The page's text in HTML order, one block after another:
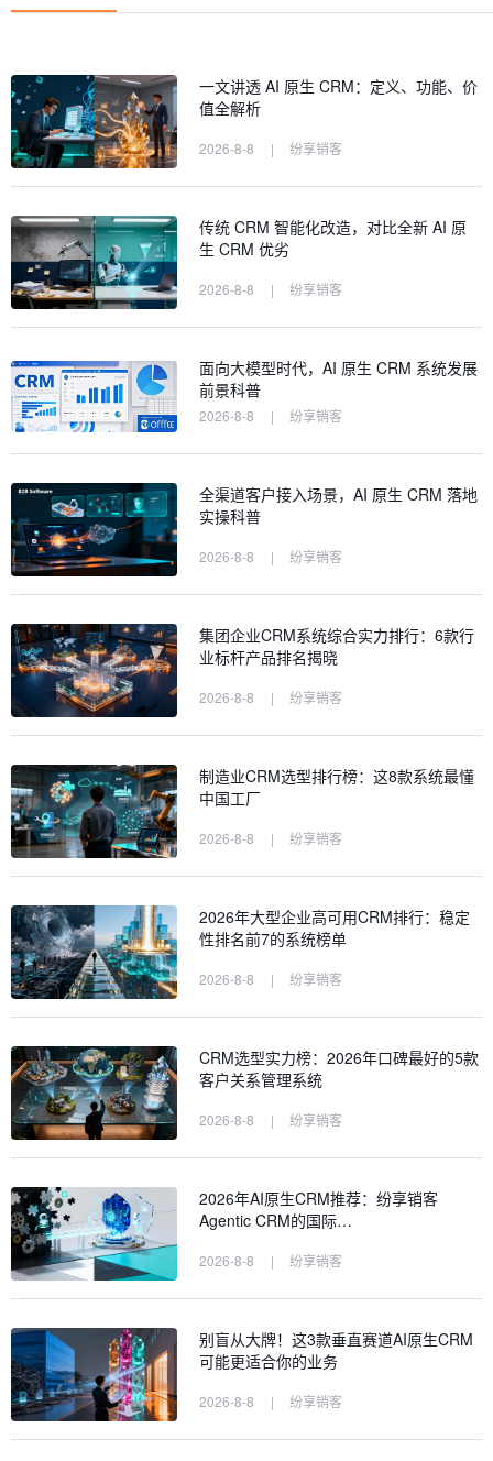
一文讲透 AI 原生 CRM：定义、功能、价
值全解析
2026-8-8 | 纷享销客
传统 CRM 智能化改造，对比全新 AI 原
生 CRM 优劣
2026-8-8 | 纷享销客
面向大模型时代，AI 原生 CRM 系统发展
前景科普
2026-8-8 | 纷享销客
全渠道客户接入场景，AI 原生 CRM 落地
实操科普
2026-8-8 | 纷享销客
集团企业CRM系统综合实力排行：6款行
业标杆产品排名揭晓
2026-8-8 | 纷享销客
制造业CRM选型排行榜：这8款系统最懂
中国工厂
2026-8-8 | 纷享销客
2026年大型企业高可用CRM排行：稳定
性排名前7的系统榜单
2026-8-8 | 纷享销客
CRM选型实力榜：2026年口碑最好的5款
客户关系管理系统
2026-8-8 | 纷享销客
2026年AI原生CRM推荐：纷享销客
Agentic CRM的国际…
2026-8-8 | 纷享销客
别盲从大牌！这3款垂直赛道AI原生CRM
可能更适合你的业务
2026-8-8 | 纷享销客